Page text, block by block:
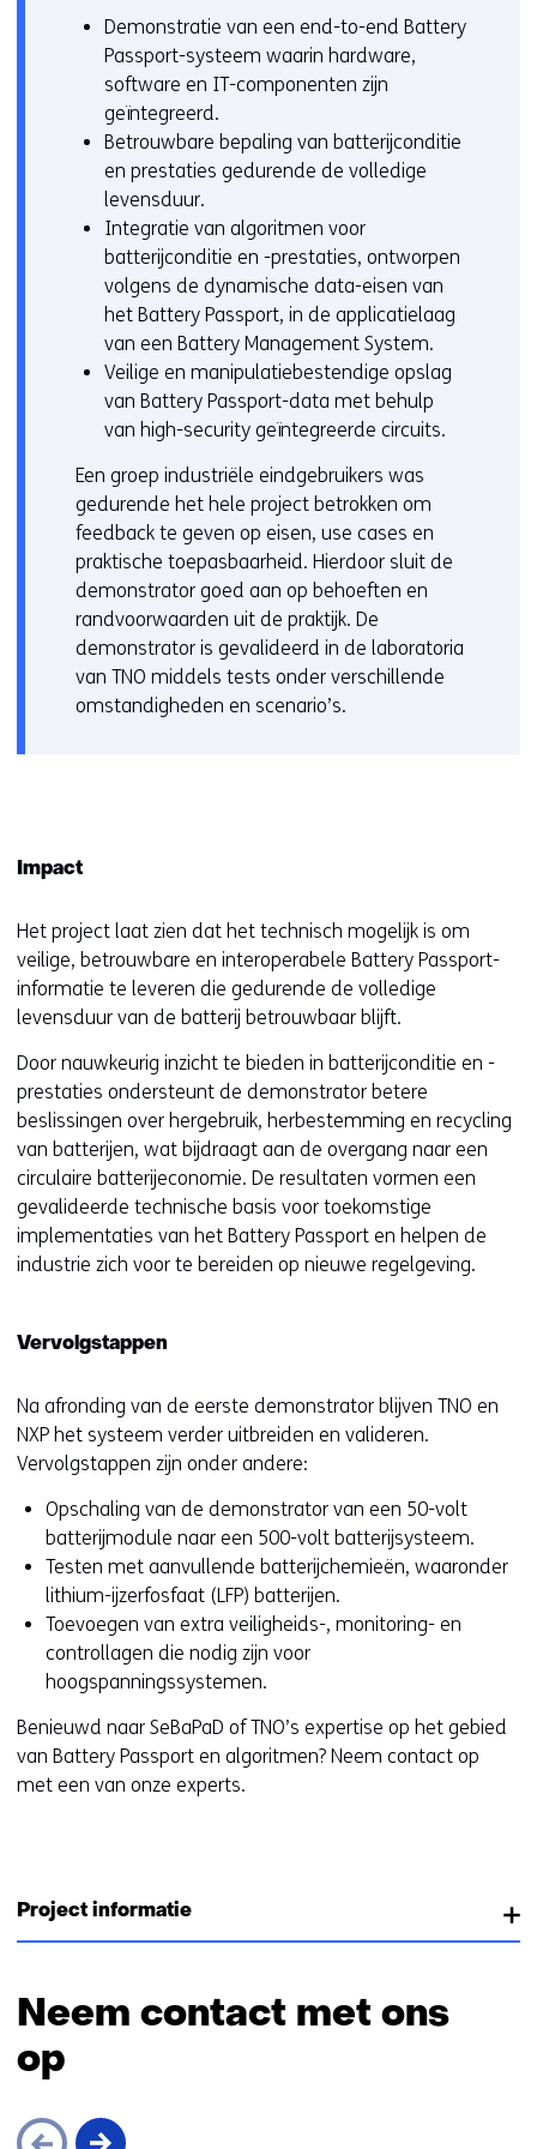
Demonstratie van een end-to-end Battery
Passport-systeem waarin hardware,
software en IT-componenten zijn
geïntegreerd.
Betrouwbare bepaling van batterijconditie
en prestaties gedurende de volledige
levensduur.
Integratie van algoritmen voor
batterijconditie en -prestaties, ontworpen
volgens de dynamische data-eisen van
het Battery Passport, in de applicatielaag
van een Battery Management System.
Veilige en manipulatiebestendige opslag
van Battery Passport-data met behulp
van high-security geïntegreerde circuits.
Een groep industriële eindgebruikers was
gedurende het hele project betrokken om
feedback te geven op eisen, use cases en
praktische toepasbaarheid. Hierdoor sluit de
demonstrator goed aan op behoeften en
randvoorwaarden uit de praktijk. De
demonstrator is gevalideerd in de laboratoria
van TNO middels tests onder verschillende
omstandigheden en scenario’s.
Impact
Het project laat zien dat het technisch mogelijk is om
veilige, betrouwbare en interoperabele Battery Passport-
informatie te leveren die gedurende de volledige
levensduur van de batterij betrouwbaar blijft.
Door nauwkeurig inzicht te bieden in batterijconditie en -
prestaties ondersteunt de demonstrator betere
beslissingen over hergebruik, herbestemming en recycling
van batterijen, wat bijdraagt aan de overgang naar een
circulaire batterijeconomie. De resultaten vormen een
gevalideerde technische basis voor toekomstige
implementaties van het Battery Passport en helpen de
industrie zich voor te bereiden op nieuwe regelgeving.
Vervolgstappen
Na afronding van de eerste demonstrator blijven TNO en
NXP het systeem verder uitbreiden en valideren.
Vervolgstappen zijn onder andere:
Opschaling van de demonstrator van een 50-volt
batterijmodule naar een 500-volt batterijsysteem.
Testen met aanvullende batterijchemieën, waaronder
lithium-ijzerfosfaat (LFP) batterijen.
Toevoegen van extra veiligheids-, monitoring- en
controllagen die nodig zijn voor
hoogspanningssystemen.
Benieuwd naar SeBaPaD of TNO’s expertise op het gebied
van Battery Passport en algoritmen? Neem contact op
met een van onze experts.
Project informatie
Neem contact met ons
op